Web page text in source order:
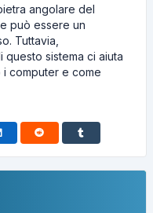
angolare del
può essere un
Tuttavia,
sistema ci aiuta
computer e come